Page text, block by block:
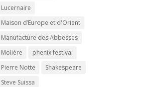
Lucernaire
Maison d’Europe et d'Orient
Manufacture des Abbesses
Molière
phenix festival
Pierre Notte
Shakespeare
Steve Suissa